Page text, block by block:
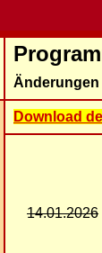
Änderungen
Download
14.01.2026